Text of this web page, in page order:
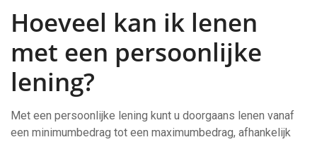
Hoeveel kan ik lenen
met een persoonlijke
lening?
Met een persoonlijke lening kunt u doorgaans lenen vanaf
een minimumbedrag tot een maximumbedrag, afhankelijk